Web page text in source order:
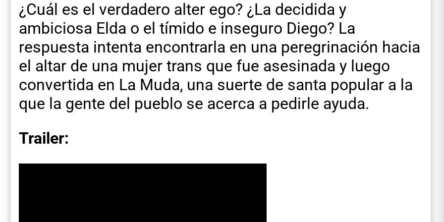
¿Cuál es el verdadero alter ego? ¿La decidida y
ambiciosa Elda o el tímido e inseguro Diego? La
respuesta intenta encontrarla en una peregrinación hacia
el altar de una mujer trans que fue asesinada y luego
convertida en La Muda, una suerte de santa popular a la
que la gente del pueblo se acerca a pedirle ayuda.
Trailer: